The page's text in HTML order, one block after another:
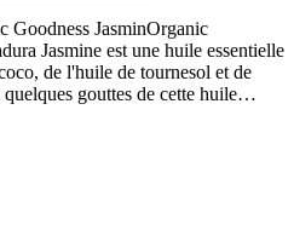
Goodness JasminOrganic
Jasmine est une huile essentielle
de l'huile de tournesol et de
gouttes de cette huile…